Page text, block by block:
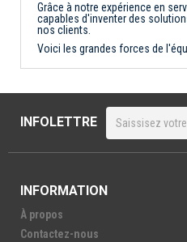
Grâce à notre expérience en
capables d'inventer des
nos clients.
Voici les grandes forces de
INFOLETTRE
INFORMATION
À propos
Contactez-nous